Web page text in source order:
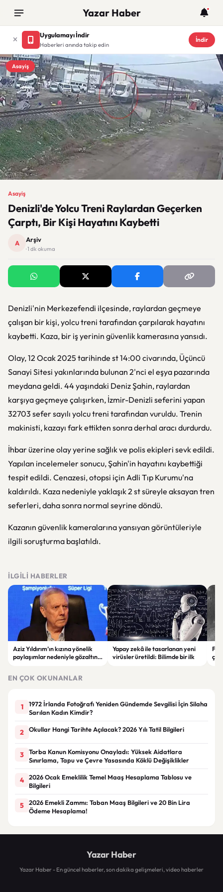
Yazar Haber
Uygulamayı İndir
Haberleri anında takip edin
İndir
Asayiş
Asayiş
Denizli'de Yolcu Treni Raylardan Geçerken
Çarptı, Bir Kişi Hayatını Kaybetti
A Arşiv
· 1 dk okuma
Denizli'nin Merkezefendi ilçesinde, raylardan geçmeye
çalışan bir kişi, yolcu treni tarafından çarpılarak hayatını
kaybetti. Kaza, bir iş yerinin güvenlik kamerasına yansıdı.
Olay, 12 Ocak 2025 tarihinde st 14:00 civarında, Üçüncü
Sanayi Sitesi yakınlarında bulunan 2'nci el eşya pazarında
meydana geldi. 44 yaşındaki Deniz Şahin, raylardan
karşıya geçmeye çalışırken, İzmir-Denizli seferini yapan
32703 sefer sayılı yolcu treni tarafından vuruldu. Trenin
makinisti, kazayı fark ettikten sonra derhal aracı durdurdu.
İhbar üzerine olay yerine sağlık ve polis ekipleri sevk edildi.
Yapılan incelemeler sonucu, Şahin'in hayatını kaybettiği
tespit edildi. Cenazesi, otopsi için Adli Tıp Kurumu'na
kaldırıldı. Kaza nedeniyle yaklaşık 2 st süreyle aksayan tren
seferleri, daha sonra normal seyrine döndü.
Kazanın güvenlik kameralarına yansıyan görüntüleriyle
ilgili soruşturma başlatıldı.
İLGILI HABERLER
Aziz Yıldırım’ın kızına yönelik
paylaşımlar nedeniyle gözaltına
Yapay zekâ ile tasarlanan yeni
virüsler üretildi: Bilimde bir ilk
EN ÇOK OKUNANLAR
1
1972 İrlanda Fotoğrafı Yeniden Gündemde Sevgilisi İçin Silaha
Sarılan Kadın Kimdir?
2 Okullar Hangi Tarihte Açılacak? 2026 Yılı Tatil Bilgileri
3
Torba Kanun Komisyonu Onayladı: Yüksek Aidatlara
Sınırlama, Tapu ve Çevre Yasasında Köklü Değişiklikler
4
2026 Ocak Emeklilik Temel Maaş Hesaplama Tablosu ve
Bilgileri
5
2026 Emekli Zammı: Taban Maaş Bilgileri ve 20 Bin Lira
Ödeme Hesaplama!
Yazar Haber
Yazar Haber - En güncel haberler, son dakika gelişmeleri, video haberler